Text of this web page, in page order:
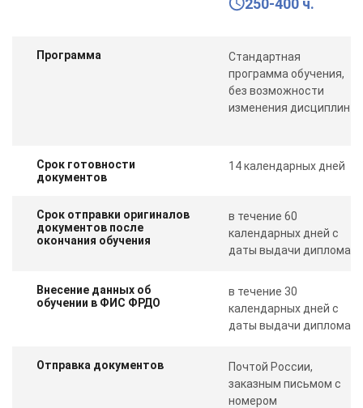
250-400 ч.
Программа
Стандартная
программа обучения,
без возможности
изменения дисциплин
Срок готовности
документов
14 календарных дней
Срок отправки оригиналов
документов после
окончания обучения
в течение 60
календарных дней с
даты выдачи диплома
Внесение данных об
обучении в ФИС ФРДО
в течение 30
календарных дней с
даты выдачи диплома
Отправка документов
Почтой России,
заказным письмом с
номером